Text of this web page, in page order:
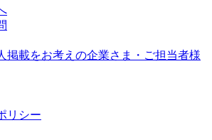
掲載をお考えの企業さま・ご担当者様
リシー